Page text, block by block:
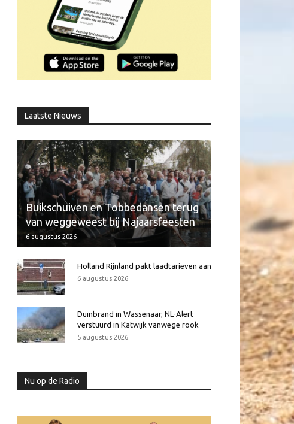
Laatste Nieuws
Buikschuiven en Tobbedansen terug
van weggeweest bij Najaarsfeesten
6 augustus 2026
Holland Rijnland pakt laadtarieven aan
6 augustus 2026
Duinbrand in Wassenaar, NL-Alert
verstuurd in Katwijk vanwege rook
5 augustus 2026
Nu op de Radio